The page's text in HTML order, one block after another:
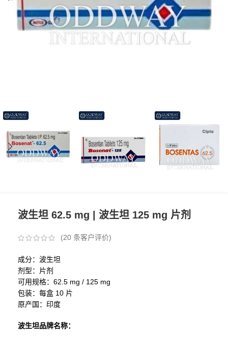
波生坦 62.5 mg | 波生坦 125 mg 片剂
(20 条客户评价)
成分：波生坦
剂型：片剂
可用规格：62.5 mg / 125 mg
包装：每盒 10 片
原产国：印度
波生坦品牌名称：